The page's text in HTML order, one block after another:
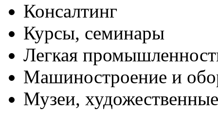
Консалтинг
Курсы, семинары
Легкая
Машиностроение и
Музеи,